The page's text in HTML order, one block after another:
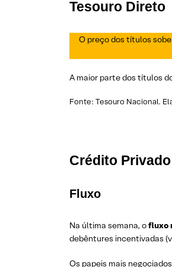
Tesouro Direto
O preço dos títulos
A maior parte dos títulos
Fonte: Tesouro Nacional.
Crédito Privado
Fluxo
Na última semana, ofluxo
debêntures incentivadas
Os papeis mais